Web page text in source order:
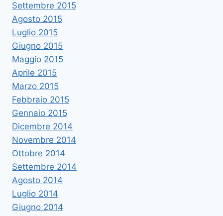
Settembre 2015
Agosto 2015
Luglio 2015
Giugno 2015
Maggio 2015
Aprile 2015
Marzo 2015
Febbraio 2015
Gennaio 2015
Dicembre 2014
Novembre 2014
Ottobre 2014
Settembre 2014
Agosto 2014
Luglio 2014
Giugno 2014